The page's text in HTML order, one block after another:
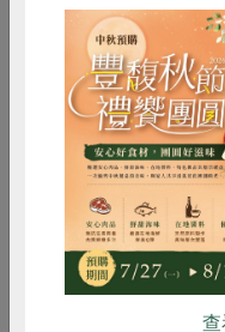
存錢啊，當別的錢花
社每月有約五百位農
時間，不過班長也表
「餐廳會倒，你們不
還提到一點合作社特
裝些菜，「別人是多
是秤重多少付多少，
惜食
雞蛋 食安
查